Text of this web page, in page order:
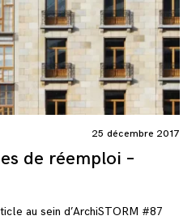
25 décembre 2017
de réemploi –
au sein d’ArchiSTORM #87